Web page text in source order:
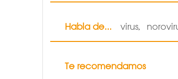
Habla de... virus,
Te recomendamos